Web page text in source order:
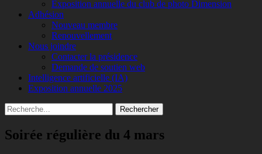
Exposition annuelle du club de photo Dimension
Adhésion
Nouveau membre
Renouvellement
Nous joindre
Contacter la présidence
Demande de soutien web
Intelligence artificielle (IA)
Exposition annuelle 2025
Recherche
Rechercher :
Soirée régulière du 4 mars